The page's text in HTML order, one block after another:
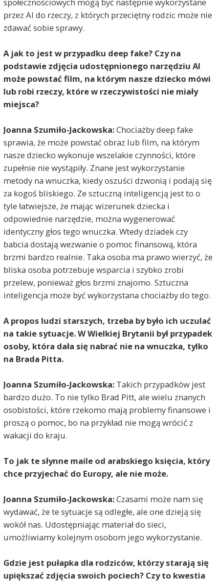
społecznościowych mogą być następnie wykorzystane
przez AI do rzeczy, z których przeciętny rodzic może nie
zdawać sobie sprawy.
A jak to jest w przypadku deep fake? Czy na
podstawie zdjęcia udostępnionego narzędziu AI
może powstać film, na którym nasze dziecko mówi
lub robi rzeczy, które w rzeczywistości nie miały
miejsca?
Joanna Szumiło-Jackowska:Chociażby deep fake
sprawia, że może powstać obraz lub film, na którym
nasze dziecko wykonuje wszelakie czynności, które
zupełnie nie wystąpiły. Znane jest wykorzystanie
metody na wnuczka, kiedy oszuści dzwonią i podają się
za kogoś bliskiego. Ze sztuczną inteligencją jest to o
tyle łatwiejsze, że mając wizerunek dziecka i
odpowiednie narzędzie, można wygenerować
identyczny głos tego wnuczka. Wtedy dziadek czy
babcia dostają wezwanie o pomoc finansową, która
brzmi bardzo realnie. Taka osoba ma prawo wierzyć, że
bliska osoba potrzebuje wsparcia i szybko zrobi
przelew, ponieważ głos brzmi znajomo. Sztuczna
inteligencja może być wykorzystana chociażby do tego.
A propos ludzi starszych, trzeba by było ich uczulać
na takie sytuacje. W Wielkiej Brytanii był przypadek
osoby, która dała się nabrać nie na wnuczka, tylko
na Brada Pitta.
Joanna Szumiło-Jackowska: Takich przypadków jest
bardzo dużo. To nie tylko Brad Pitt, ale wielu znanych
osobistości, które rzekomo mają problemy finansowe i
proszą o pomoc, bo na przykład nie mogą wrócić z
wakacji do kraju.
To jak te słynne maile od arabskiego księcia, który
chce przyjechać do Europy, ale nie może.
Joanna Szumiło-Jackowska:Czasami może nam się
wydawać, że te sytuacje są odległe, ale one dzieją się
wokół nas. Udostępniając materiał do sieci,
umożliwiamy kolejnym osobom jego wykorzystanie.
Gdzie jest pułapka dla rodziców, którzy starają się
upiększać zdjęcia swoich pociech? Czy to kwestia